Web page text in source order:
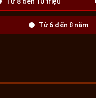
Từ 6 đến 8 năm